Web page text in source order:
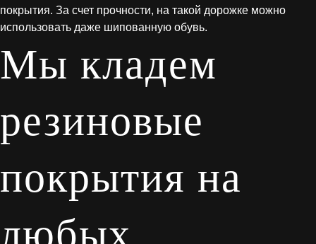
покрытия. За счет прочности, на такой дорожке можно
использовать даже шипованную обувь.
Мы кладем
резиновые
покрытия на
любых